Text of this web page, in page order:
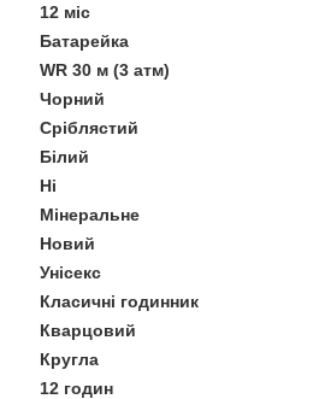
12 міс
Батарейка
WR 30 м (3 атм)
Чорний
Сріблястий
Білий
Ні
Мінеральне
Новий
Унісекс
Класичні годинник
Кварцовий
Кругла
12 годин